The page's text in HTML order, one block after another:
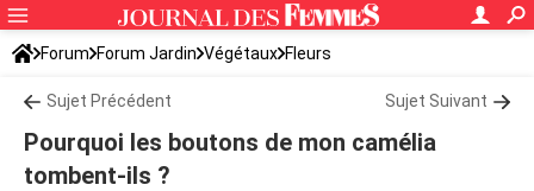
Forum Forum Jardin Végétaux Fleurs
Sujet Précédent Sujet Suivant
Pourquoi les boutons de mon camélia
tombent-ils ?